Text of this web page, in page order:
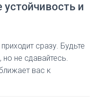
и
сразу. Будьте
но не сдавайтесь.
вас к